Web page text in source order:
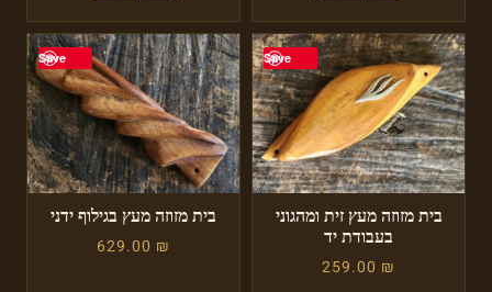
Save
בית מזוזה מעץ זית ומהגוני
בעבודת יד
259.00 ₪
Save
בית מזוזה מעץ בגילוף ידני
629.00 ₪